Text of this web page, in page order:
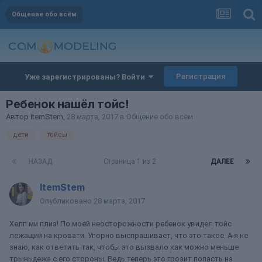
Общение обо всём
Уже зарегистрированы? Войти Регистрация
Ребенок нашёл тойс!
Автор ItemStem, 28 марта, 2017 в Общение обо всём
дети тойсы
НАЗАД ДАЛЕЕ
Страница 1 из 2
ItemStem
Опубликовано 28 марта, 2017
Хелп ми плиз! По моей неосторожности ребенок увидел тойс
лежащий на кровати. Упорно выспрашивает, что это такое. А я не
знаю, как ответить так, чтобы это вызвало как можно меньше
трыньдежа с его стороны. Ведь теперь это грозит попасть на